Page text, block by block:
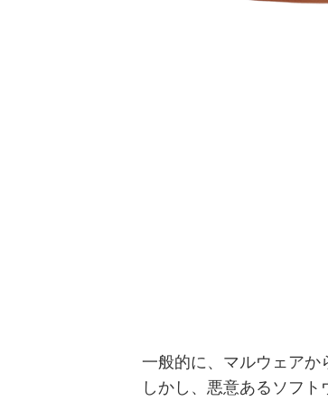
一般的に、マルウェアか
しかし、悪意あるソフ